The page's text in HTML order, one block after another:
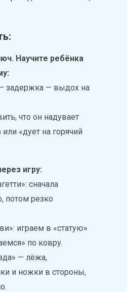
Научите ребёнка
задержка — выдох на
что он надувает
«дует на горячий
игру:
сначала
потом резко
играем в «статую»
по ковру.
— лёжа,
и ножки в стороны,